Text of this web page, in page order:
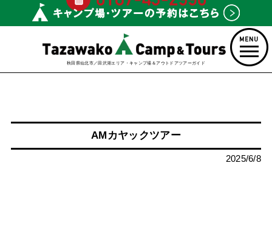
秋田県仙北市／田沢湖エリア・キャンプ場＆アウトドアツアーガイド
AMカヤックツアー
2025/6/8